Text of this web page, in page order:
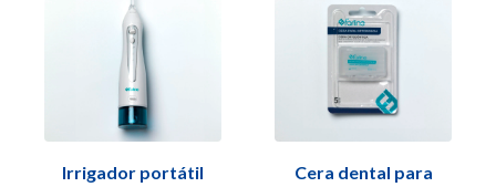
Irrigador portátil
Cera dental para